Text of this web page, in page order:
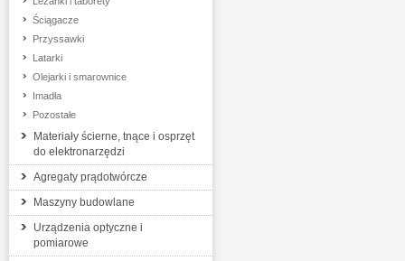
Ściągacze
Przyssawki
Latarki
Olejarki i smarownice
Imadła
Pozostałe
Materiały ścierne, tnące i osprzęt
do elektronarzędzi
Agregaty prądotwórcze
Maszyny budowlane
Urządzenia optyczne i
pomiarowe